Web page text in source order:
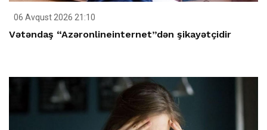
06 Avqust 2026 21:10
Vətəndaş “Azəronlineinternet”dən şikayətçidir